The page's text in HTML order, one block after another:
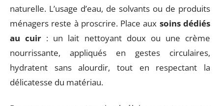
naturelle. L’usage d’eau, de solvants ou de produits
ménagers reste à proscrire. Place aux soins dédiés
au cuir : un lait nettoyant doux ou une crème
nourrissante, appliqués en gestes circulaires,
hydratent sans alourdir, tout en respectant la
délicatesse du matériau.